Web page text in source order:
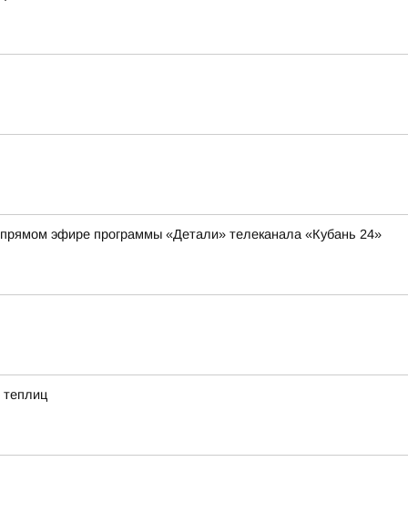
эфире программы «Детали» телеканала «Кубань 24»
теплиц